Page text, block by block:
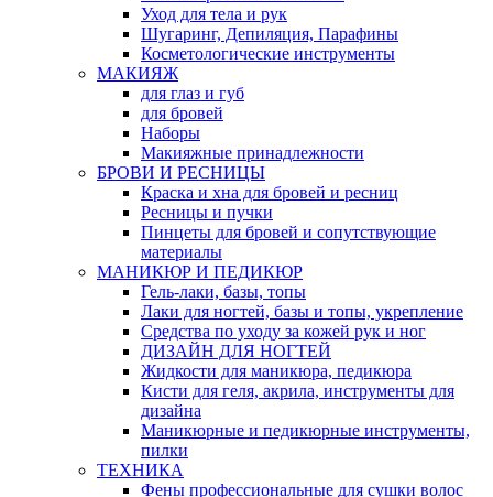
Уход для тела и рук
Шугаринг, Депиляция, Парафины
Косметологические инструменты
МАКИЯЖ
для глаз и губ
для бровей
Наборы
Макияжные принадлежности
БРОВИ И РЕСНИЦЫ
Краска и хна для бровей и ресниц
Ресницы и пучки
Пинцеты для бровей и сопутствующие
материалы
МАНИКЮР И ПЕДИКЮР
Гель-лаки, базы, топы
Лаки для ногтей, базы и топы, укрепление
Средства по уходу за кожей рук и ног
ДИЗАЙН ДЛЯ НОГТЕЙ
Жидкости для маникюра, педикюра
Кисти для геля, акрила, инструменты для
дизайна
Маникюрные и педикюрные инструменты,
пилки
ТЕХНИКА
Фены профессиональные для сушки волос